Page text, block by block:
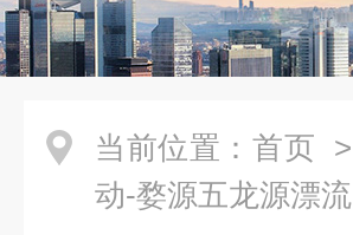
当前位置： 首页 >
动-婺源五龙源漂流